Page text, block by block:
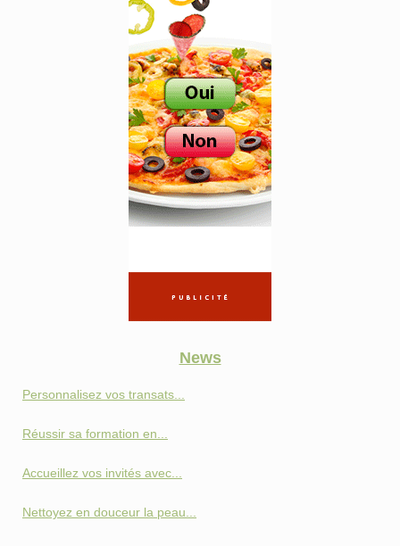
News
Personnalisez vos transats...
Réussir sa formation en...
Accueillez vos invités avec...
Nettoyez en douceur la peau...